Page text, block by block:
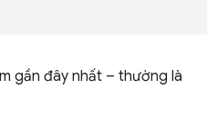
gần đây nhất – thường là